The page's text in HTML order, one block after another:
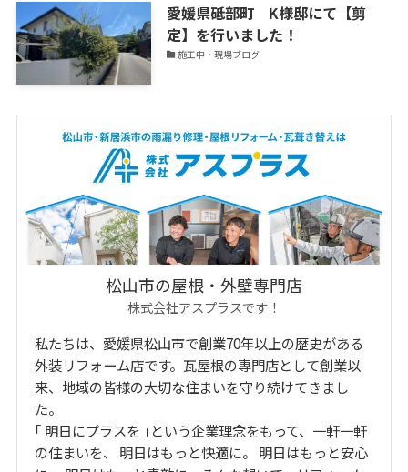
愛媛県砥部町 K様邸にて【剪
定】を行いました！
施工中・現場ブログ
松山市の屋根・外壁専門店
株式会社アスプラスです！
私たちは、愛媛県松山市で創業70年以上の歴史がある
外装リフォーム店です。瓦屋根の専門店として創業以
来、地域の皆様の大切な住まいを守り続けてきまし
た。
｢ 明日にプラスを ｣という企業理念をもって、一軒一軒
の住まいを、 明日はもっと快適に。 明日はもっと安心